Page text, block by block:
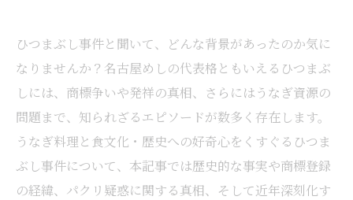
ひつまぶし事件と聞いて、どんな背景があったのか気に
なりませんか？名古屋めしの代表格ともいえるひつまぶ
しには、商標争いや発祥の真相、さらにはうなぎ資源の
問題まで、知られざるエピソードが数多く存在します。
うなぎ料理と食文化・歴史への好奇心をくすぐるひつま
ぶし事件について、本記事では歴史的な事実や商標登録
の経緯、パクリ疑惑に関する真相、そして近年深刻化す